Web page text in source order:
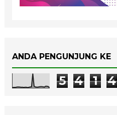
ANDA PENGUNJUNG KE
5 4 1 4